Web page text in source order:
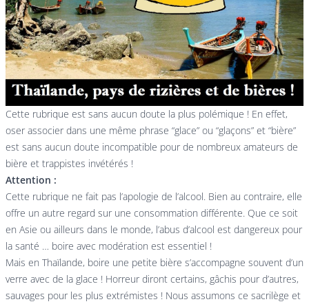
Cette rubrique est sans aucun doute la plus polémique ! En effet,
oser associer dans une même phrase “glace” ou “glaçons” et “bière”
est sans aucun doute incompatible pour de nombreux amateurs de
bière et trappistes invétérés !
Attention :
Cette rubrique ne fait pas l’apologie de l’alcool. Bien au contraire, elle
offre un autre regard sur une consommation différente. Que ce soit
en Asie ou ailleurs dans le monde, l’abus d’alcool est dangereux pour
la santé … boire avec modération est essentiel !
Mais en Thaïlande, boire une petite bière s’accompagne souvent d’un
verre avec de la glace ! Horreur diront certains, gâchis pour d’autres,
sauvages pour les plus extrémistes ! Nous assumons ce sacrilège et